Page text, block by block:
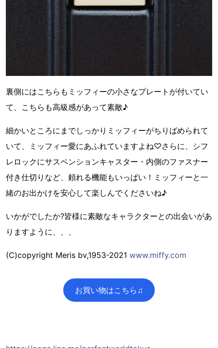
裏側にはこちらもミッフィーの小さなプレートが付いてい
て、こちらも高級感があって素敵♪
細かいところにまでしっかりミッフィーがちりばめられて
いて、ミッフィー愛にあふれていますよね♡さらに、シフ
レロックにサスペンションキャスター・内側のファスナー
付き仕切りなど、頼れる機能もいっぱい！ミッフィーと一
緒のお出かけを安心して楽しんでくださいね♪
いかがでしたか?皆様に素敵なキャラクターとの出会いがあ
りますように、、、
(C)copyright Meris bv,1953-2021 www.miffy.com
お買い物はこちら♫